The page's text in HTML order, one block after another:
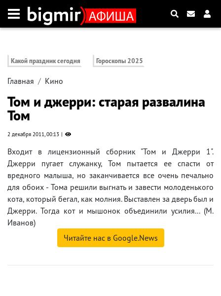
Какой праздник сегодня Гороскопы 2025
Главная Кино
Том и джерри: старая развалина
Том
2 декабря 2011, 00:13
Входит в лицензионный сборник "Том и Джерри 1".
Джерри пугает служанку, Том пытается ее спасти от
вредного малыша, но заканчивается все очень печально
для обоих - Тома решили выгнать и завести молоденького
кота, который бегал, как молния. Выставлен за дверь был и
Джерри. Тогда кот и мышонок объединили усилия... (М.
Иванов)
Читайте нас в Google.News